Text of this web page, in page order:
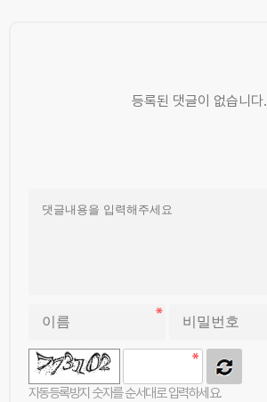
등록된 댓글이 없습니다.
자동등록방지 숫자를 순서대로 입력하세요.